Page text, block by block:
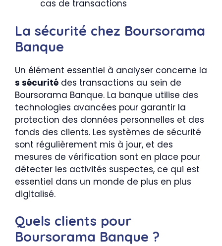
cas de transactions
La sécurité chez Boursorama
Banque
Un élément essentiel à analyser concerne la
s sécurité des transactions au sein de
Boursorama Banque. La banque utilise des
technologies avancées pour garantir la
protection des données personnelles et des
fonds des clients. Les systèmes de sécurité
sont régulièrement mis à jour, et des
mesures de vérification sont en place pour
détecter les activités suspectes, ce qui est
essentiel dans un monde de plus en plus
digitalisé.
Quels clients pour
Boursorama Banque ?